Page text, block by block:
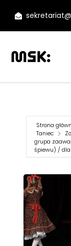
Strona
Taniec
grupa
śpiewu) / dla